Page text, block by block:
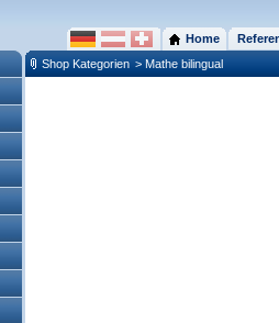
Home
Shop Kategorien > Mathe bilingual